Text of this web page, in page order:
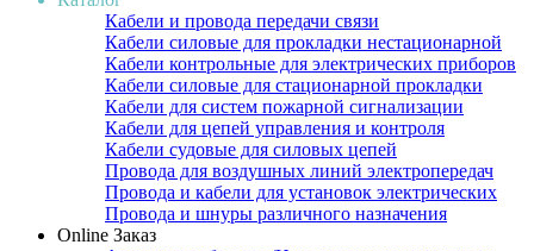
Кабели и провода передачи связи
Кабели силовые для прокладки нестационарной
Кабели контрольные для электрических приборов
Кабели силовые для стационарной прокладки
Кабели для систем пожарной сигнализации
Кабели для цепей управления и контроля
Кабели судовые для силовых цепей
Провода для воздушных линий электропередач
Провода и кабели для установок электрических
Провода и шнуры различного назначения
Online Заказ